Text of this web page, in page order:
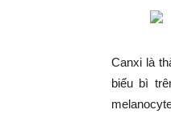
Canxi là
biểu bì